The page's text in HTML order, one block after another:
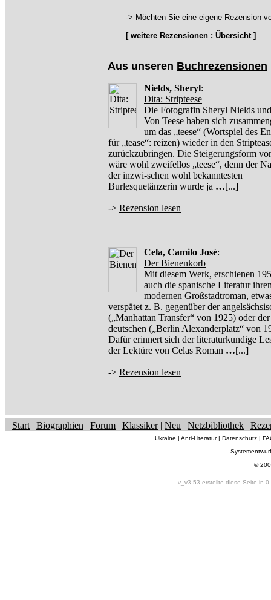
-> Möchten Sie eine eigene Rezension
[ weitere Rezensionen : Übersicht ]
Aus unseren Buchrezensionen
Nields, Sheryl:
Dita: Stripteese
Die Fotografin Sheryl Nields
Von Teese haben sich
um das „teese“ (Wortspiel des
für „tease“: reizen) wieder in den
zurückzubringen. Die Steigerungsform
wäre wohl zweifellos „teese“, denn der
der inzwi-schen wohl bekanntesten
Burlesquetänzerin wurde ja …[...]
-> Rezension lesen
Cela, Camilo José:
Der Bienenkorb
Mit diesem Werk, erschienen
auch die spanische Literatur
modernen Großstadtroman,
verspätet z. B. gegenüber der
(„Manhattan Transfer“ von 1925) oder der
deutschen („Berlin Alexanderplatz“ von
Dafür erinnert sich der literaturkundige
der Lektüre von Celas Roman …[...]
-> Rezension lesen
Start | Biographien | Forum | Klassiker| Neu | Netzbibliothek |
Ukraine | Anti-Literatur| Datenschutz|
©
v_v3.53 erstellte diese Seite in